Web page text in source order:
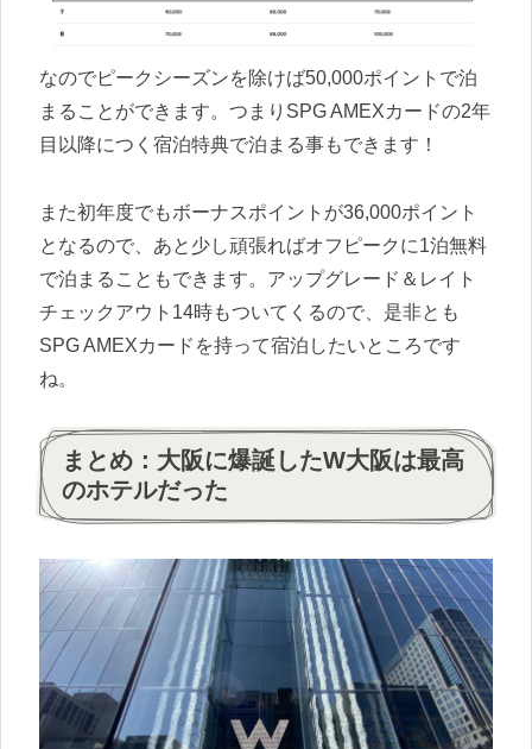
なのでピークシーズンを除けば50,000ポイントで泊
まることができます。つまりSPG AMEXカードの2年
目以降につく宿泊特典で泊まる事もできます！
また初年度でもボーナスポイントが36,000ポイント
となるので、あと少し頑張ればオフピークに1泊無料
で泊まることもできます。アップグレード＆レイト
チェックアウト14時もついてくるので、是非とも
SPG AMEXカードを持って宿泊したいところです
ね。
まとめ：大阪に爆誕したW大阪は最高
のホテルだった